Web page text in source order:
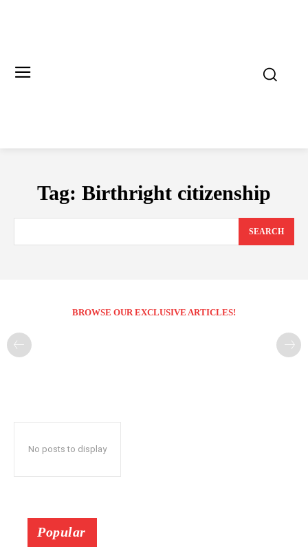
Tag: Birthright citizenship
SEARCH
BROWSE OUR EXCLUSIVE ARTICLES!
No posts to display
Popular